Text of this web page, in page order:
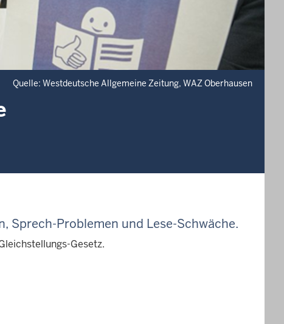
Quelle: Westdeutsche Allgemeine Zeitung, WAZ Oberhausen
Sprech-Problemen und Lese-Schwäche.
Gesetz.